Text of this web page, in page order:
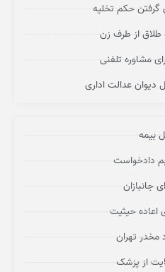
گرفتن حکم تخلیه
طلاق از طرف زن
مشاوره تلفنی
عدالت اداری
بیمه
دادخواست
جانبازان
اعاده حیثیت
مخدر تهران
از پزشک